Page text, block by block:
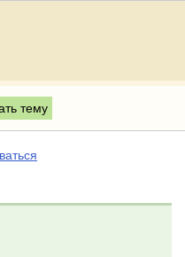
тему